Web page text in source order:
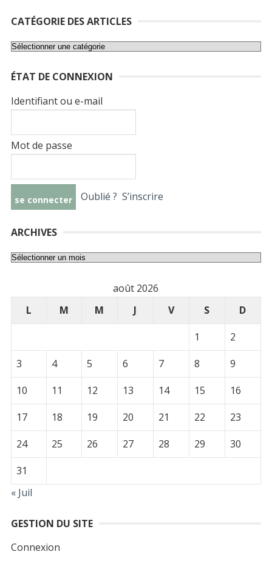
CATÉGORIE DES ARTICLES
Catégorie
articles
ÉTAT DE CONNEXION
Identifiant ou e-mail
Mot de passe
Oublié ? S’inscrire
ARCHIVES
Archives
août 2026
L
M M J V S
D
1
2
3
4 5 6 7 8
9
10
11 12 13 14 15
16
17
18 19 20 21 22
23
24
25 26 27 28 29
30
31
« Juil
GESTION DU SITE
Connexion